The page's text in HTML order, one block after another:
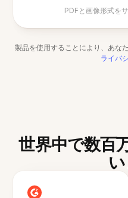
PDFと画像形式を
製品を使用することにより、あな
ライバ
世界中で数百